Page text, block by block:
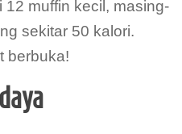
12 muffin kecil, masing-
sekitar 50 kalori.
berbuka!